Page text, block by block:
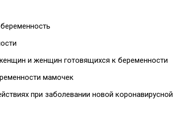
и женщин готовящихся к беременности
мамочек
при заболевании новой коронавирусной